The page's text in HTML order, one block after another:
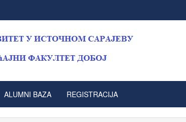
ALUMNI BAZA REGISTRACIJA